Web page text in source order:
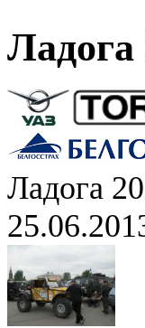
Ладога
Ладога